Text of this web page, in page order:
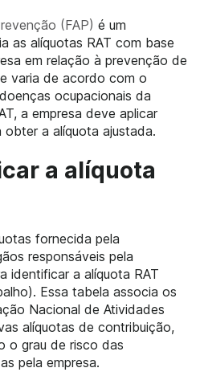
(FAP) é um
as alíquotas RAT com base
em relação à prevenção de
varia de acordo com o
ocupacionais da
a empresa deve aplicar
a alíquota ajustada.
a alíquota
fornecida pela
responsáveis pela
identificar a alíquota RAT
Essa tabela associa os
Nacional de Atividades
alíquotas de contribuição,
o grau de risco das
pela empresa.